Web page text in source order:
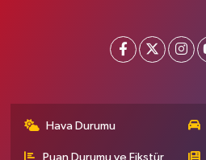
Hava Durumu
Puan Durumu ve Fikstür